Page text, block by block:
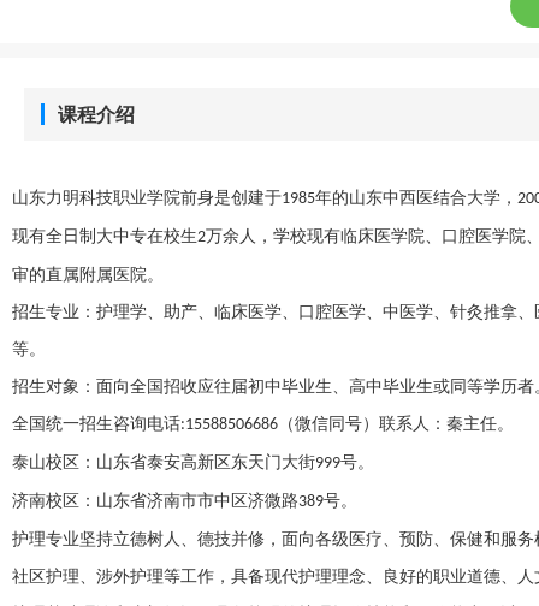
课程介绍
山东力明科技职业学院前身是创建于1985年的山东中西医结合大学，
现有全日制大中专在校生2万余人，学校现有临床医学院、口腔医学院
审的直属附属医院。
招生专业：护理学、助产、临床医学、口腔医学、中医学、针灸推拿
等。
招生对象：面向全国招收应往届初中毕业生、高中毕业生或同等学历者
全国统一招生咨询电话:15588506686 （微信同号）联系人：秦主任。
泰山校区：山东省泰安高新区东天门大街999号。
济南校区：山东省济南市市中区济微路389号。
护理专业坚持立德树人、德技并修，面向各级医疗、预防、保健和服
社区护理、涉外护理等工作，具备现代护理理念、良好的职业道德、